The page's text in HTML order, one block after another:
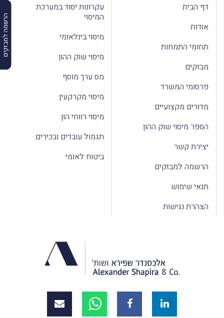
הרשמה למבזקים
דף הבית
אודות
תחומי התמחות
מבזקים
פרסומי המשרד
מדורים מקצועיים
הספר מיסוי שוק ההון
יצירת קשר
הרשמה למבזקים
תנאי שימוש
הצהרת נגישות
עקרונות יסוד במערכת
המיסוי
מיסוי בינלאומי
מיסוי שוק ההון
מס ערך מוסף
מיסוי מקרקעין
מיסוי רווחי הון
תגמול עובדים ובכירים
ביטוח לאומי